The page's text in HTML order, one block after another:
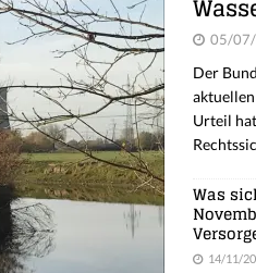
05/
Der
Urteil
Was
14/11/